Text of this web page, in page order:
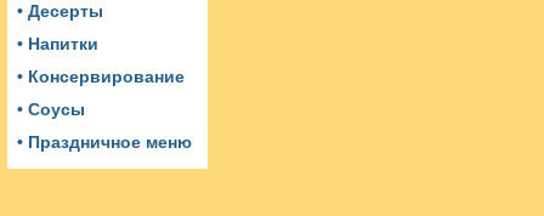
• Десерты
• Напитки
• Консервирование
• Соусы
• Праздничное меню